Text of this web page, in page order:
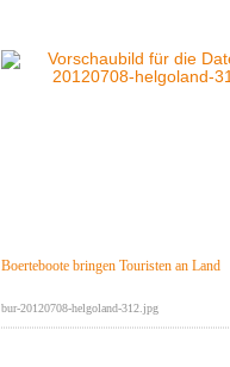
Boerteboote bringen Touristen an Land
bur-20120708-helgoland-312.jpg